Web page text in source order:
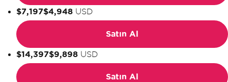
$7,197$4,948 USD
Satın Al
$14,397$9,898 USD
Satın Al